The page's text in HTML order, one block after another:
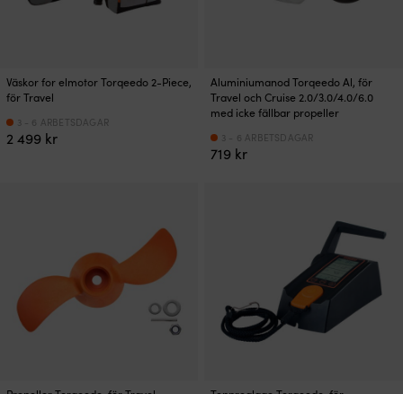
Väskor for elmotor Torqeedo 2-Piece,
för Travel
2 499 kr
3 - 6 ARBETSDAGAR
Aluminiumanod Torqeedo Al, för
Travel och Cruise 2.0/3.0/4.0/6.0
med icke fällbar propeller
719 kr
3 - 6 ARBETSDAGAR